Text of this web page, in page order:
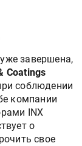
уже завершена,
Coatings
соблюдении
компании
INX
о
свое